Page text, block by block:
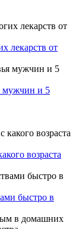
лекарств от
мужчин и 5
возраста
быстро в